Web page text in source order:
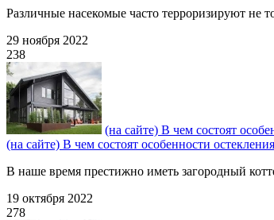
Различные насекомые часто терроризируют не
29 ноября 2022
238
(на сайте) В чем состоят
(на сайте) В чем состоят особенности
В наше время престижно иметь загородный
19 октября 2022
278